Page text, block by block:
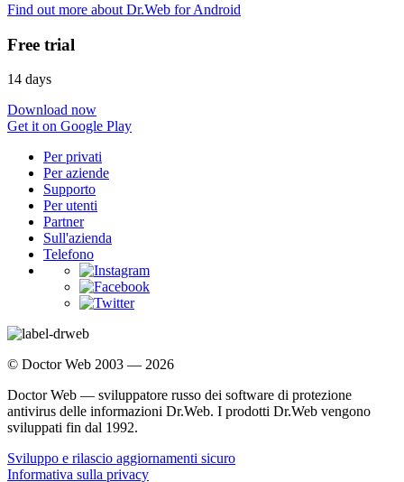
Find out more about Dr.Web for Android
Free trial
14 days
Download now
Get it on Google Play
Per privati
Per aziende
Supporto
Per utenti
Partner
Sull'azienda
Telefono
© Doctor Web 2003 — 2026
Doctor Web — sviluppatore russo dei software di protezione
antivirus delle informazioni Dr.Web. I prodotti Dr.Web vengono
sviluppati fin dal 1992.
Sviluppo e rilascio aggiornamenti sicuro
Informativa sulla privacy